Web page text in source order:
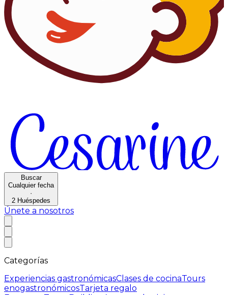
Buscar
Cualquier fecha
·
2 Huéspedes
Únete a nosotros
Categorías
Experiencias gastronómicasClases de cocinaTours
enogastronómicosTarjeta regalo